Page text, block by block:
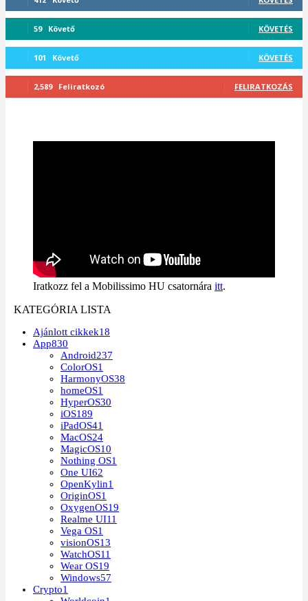
59 Követő KÖVETÉS
101 Követő KÖVETÉS
2,589 Feliratkozó FELIRATKOZÁS
Iratkozz fel a Mobilissimo HU csatornára itt.
KATEGÓRIA LISTA
Ajánlott cikkek18
App830
Android237
ColorOS1
HarmonyOS38
homeOS1
HyperOS30
iOS189
iPadOS41
MacOS24
MagicOS10
Nothing OS1
One UI62
OpenKylin1
OriginOS1
OxygenOS19
Realme UI11
Vega OS1
visionOS13
WatchOS11
Wear OS19
Windows57
Crypto1